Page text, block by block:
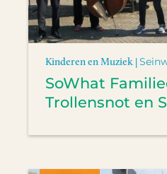
Kinderen en Muziek |
SoWhat
Trollensnot en